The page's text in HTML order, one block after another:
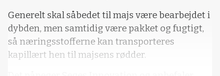
Generelt skal såbedet til majs være bearbejdet i
dybden, men samtidig være pakket og fugtigt,
så næringsstofferne kan transporteres
kapillært hen til majsens rødder.